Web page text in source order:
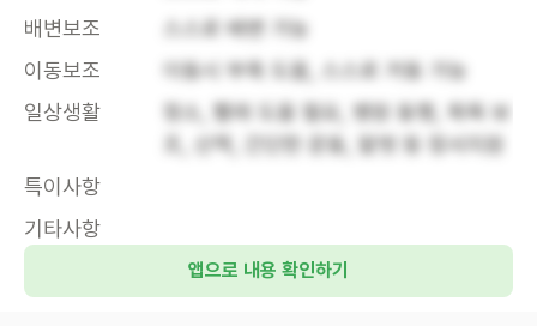
배변보조
스스로 배변 가능
이동보조
이동시 부축 도움, 스스로 거동 가능
일상생활
청소, 빨래 도움 필요, 병원 동행, 목욕 보
조, 산책, 간단한 운동, 말벗 등 정서지원
특이사항
기타사항
앱으로 내용 확인하기